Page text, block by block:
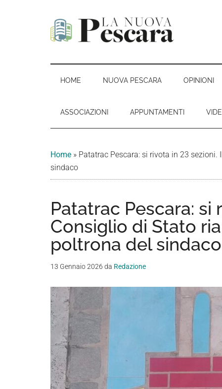
La
Nuova
Pescara
di
informazione,
HOME NUOVA PESCARA OPINIONI
ASSOCIAZIONI APPUNTAMENTI
Home » Patatrac Pescara: si rivota in 23
sindaco
Patatrac Pescara: si
Consiglio di Stato
poltrona del sindaco
13 Gennaio 2026 da Redazione